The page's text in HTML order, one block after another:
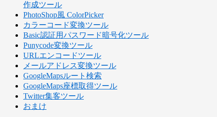
作成ツール
PhotoShop風 ColorPicker
カラーコード変換ツール
Basic認証用パスワード暗号化ツール
Punycode変換ツール
URLエンコードツール
メールアドレス変換ツール
GoogleMapsルート検索
GoogleMaps座標取得ツール
Twitter集客ツール
おまけ